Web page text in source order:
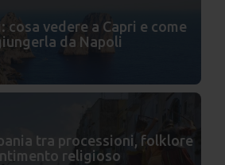
cosa vedere a Capri e come
da Napoli
tra processioni, folklore
religioso